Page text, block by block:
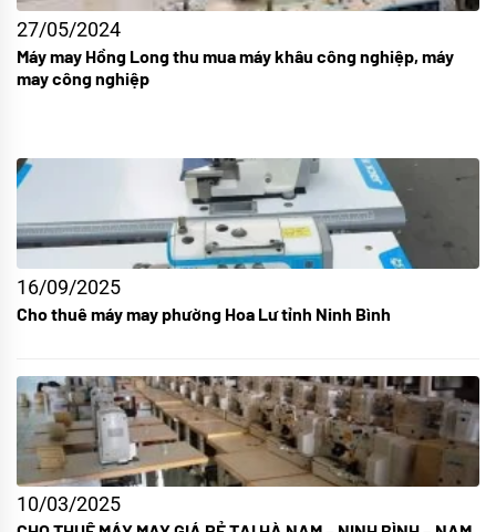
27/05/2024
Máy may Hồng Long thu mua máy khâu công nghiệp, máy
may công nghiệp
16/09/2025
Cho thuê máy may phường Hoa Lư tỉnh Ninh Bình
10/03/2025